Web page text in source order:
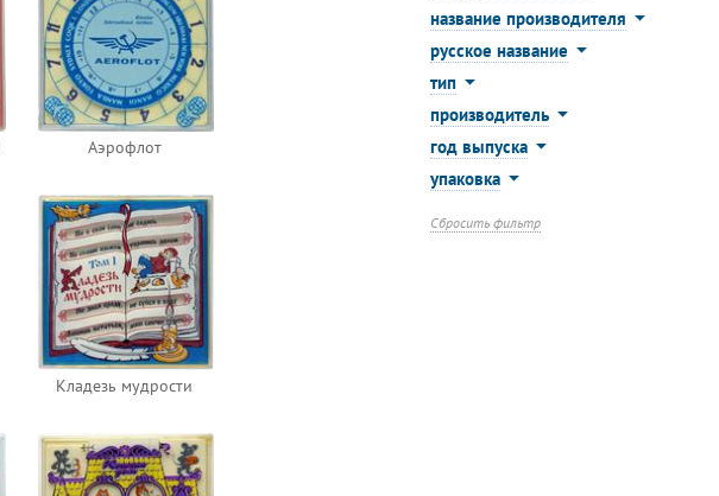
Аэрофлот
Кладезь мудрости
название производителя
русское название
тип
производитель
год выпуска
упаковка
Сбросить фильтр